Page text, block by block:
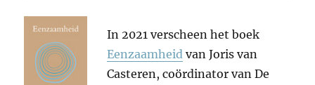
In 2021 verscheen het boek
Eenzaamheid van Joris van
Casteren, coördinator van De